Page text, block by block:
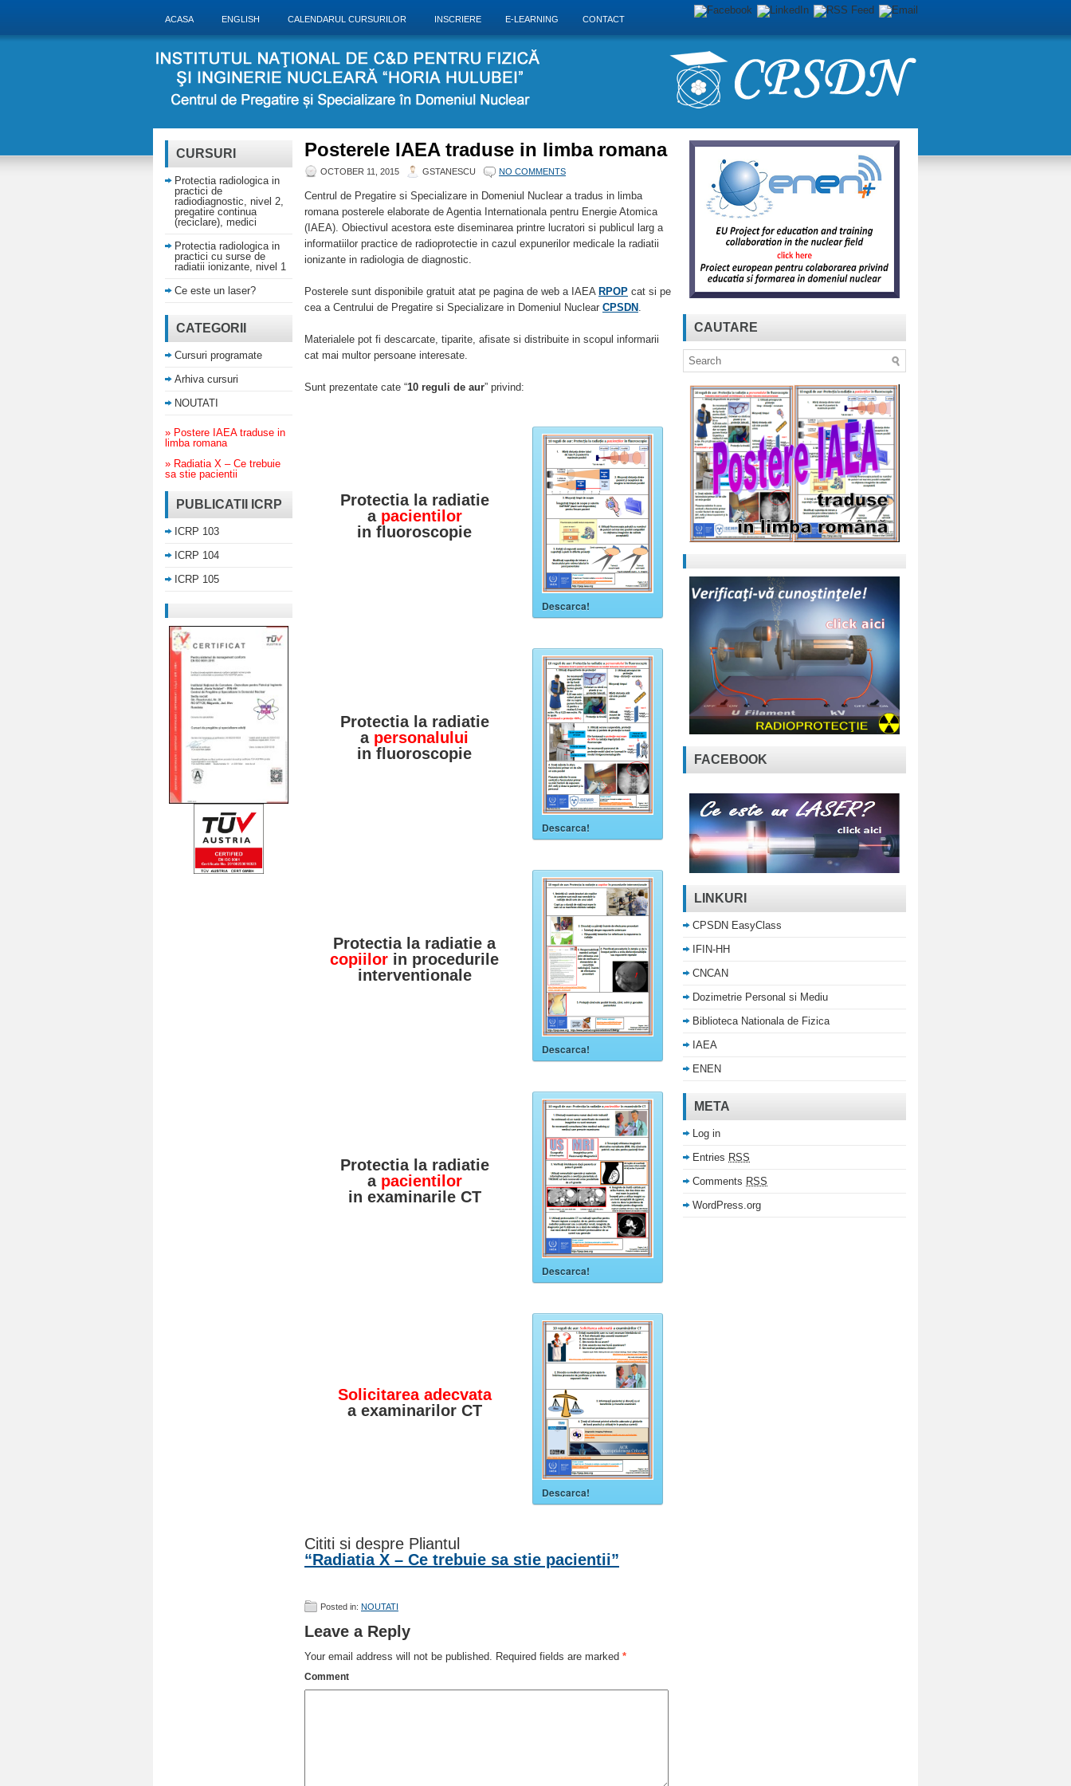
ACASA ENGLISH CALENDARUL CURSURILOR INSCRIERE E-LEARNING CONTACT
Posterele IAEA traduse in limba romana
OCTOBER 11, 2015 GSTANESCU NO COMMENTS
Centrul de Pregatire si Specializare in Domeniul Nuclear a tradus in limba
romana posterele elaborate de Agentia Internationala pentru Energie Atomica
(IAEA). Obiectivul acestora este diseminarea printre lucratori si publicul larg a
informatiilor practice de radioprotectie in cazul expunerilor medicale la radiatii
ionizante in radiologia de diagnostic.
Posterele sunt disponibile gratuit atat pe pagina de web a IAEA RPOP cat si pe
cea a Centrului de Pregatire si Specializare in Domeniul Nuclear CPSDN .
Materialele pot fi descarcate, tiparite, afisate si distribuite in scopul informarii
cat mai multor persoane interesate.
Sunt prezentate cate “10 reguli de aur” privind:
Protectia la radiatie
a pacientilor
in fluoroscopie
Descarca!
Protectia la radiatie
a personalului
in fluoroscopie
Descarca!
Protectia la radiatie a
copiilor in procedurile
interventionale
Descarca!
Protectia la radiatie
a pacientilor
in examinarile CT
Descarca!
Solicitarea adecvata
a examinarilor CT
Descarca!
Cititi si despre Pliantul
“Radiatia X – Ce trebuie sa stie pacientii”
Posted in: NOUTATI
Leave a Reply
Your email address will not be published. Required fields are marked *
Comment
CURSURI
Protectia radiologica in
practici de
radiodiagnostic, nivel 2,
pregatire continua
(reciclare), medici
Protectia radiologica in
practici cu surse de
radiatii ionizante, nivel 1
Ce este un laser?
CATEGORII
Cursuri programate
Arhiva cursuri
NOUTATI
» Postere IAEA traduse in
limba romana
» Radiatia X – Ce trebuie
sa stie pacientii
PUBLICATII ICRP
ICRP 103
ICRP 104
ICRP 105
CAUTARE
FACEBOOK
LINKURI
CPSDN EasyClass
IFIN-HH
CNCAN
Dozimetrie Personal si Mediu
Biblioteca Nationala de Fizica
IAEA
ENEN
META
Log in
Entries RSS
Comments RSS
WordPress.org